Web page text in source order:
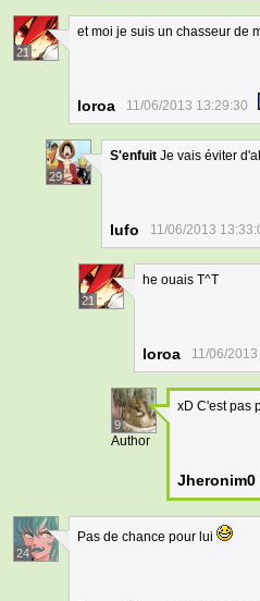
21
et moi je suis un chasseur de
loroa 11/06/2013 13:29:30
29
S'enfuit Je vais éviter
lufo 11/06/2013
21
he ouais T^T
loroa 11/06/
9
Author
xD C'est pas
Jheronim0
24
Pas de chance pour lui